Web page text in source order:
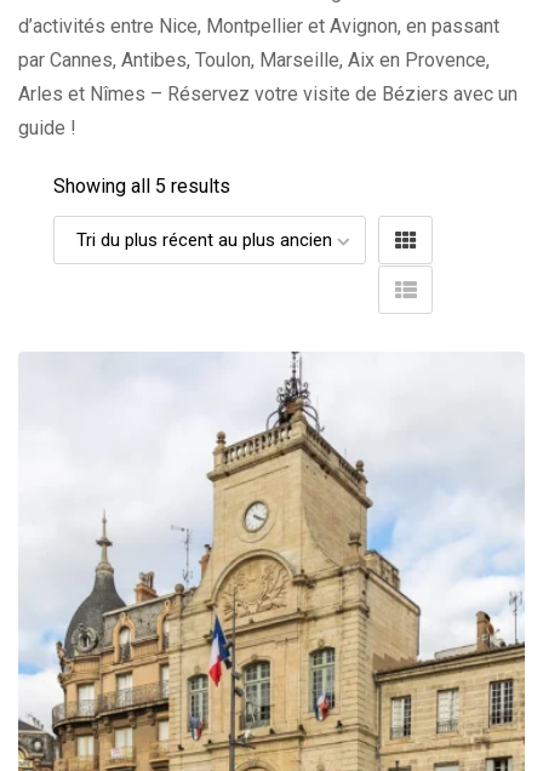
d’activités entre Nice, Montpellier et Avignon, en passant
par Cannes, Antibes, Toulon, Marseille, Aix en Provence,
Arles et Nîmes – Réservez votre visite de Béziers avec un
guide !
Showing all 5 results